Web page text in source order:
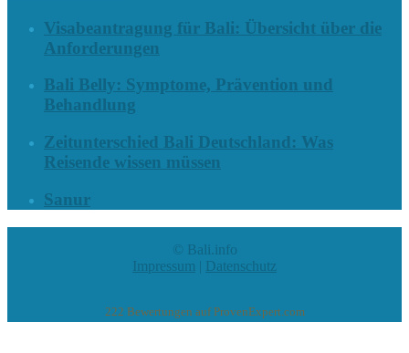
Visabeantragung für Bali: Übersicht über die
Anforderungen
Bali Belly: Symptome, Prävention und
Behandlung
Zeitunterschied Bali Deutschland: Was
Reisende wissen müssen
Sanur
© Bali.info
Impressum | Datenschutz
222 Bewertungen auf ProvenExpert.com